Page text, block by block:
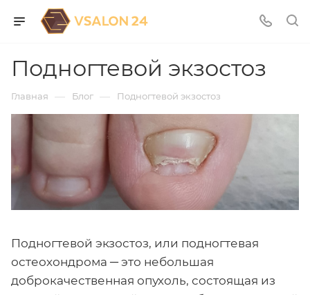
Подногтевой экзостоз
Главная — Блог — Подногтевой экзостоз
Подногтевой экзостоз, или подногтевая
остеохондрома ─ это небольшая
доброкачественная опухоль, состоящая из